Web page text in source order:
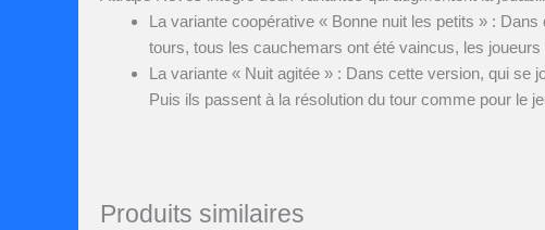
La variante coopérative « Bonne nuit les petits » :
tours, tous les cauchemars ont été vaincus, les joueurs
La variante « Nuit agitée » : Dans cette version, qui se
Puis ils passent à la résolution du tour comme pour le
Produits similaires